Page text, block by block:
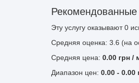
Эту услугу оказывают0
Средняя оценка: 3.6 (на
Средняя цена: 0.00 грн /
Диапазон цен: 0.00 - 0.00